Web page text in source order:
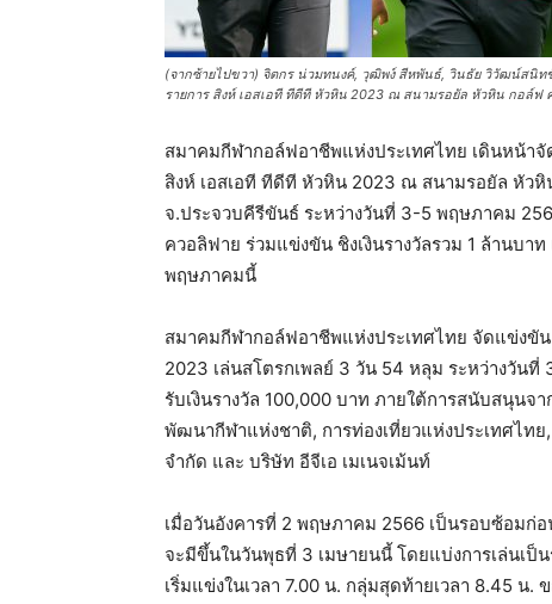
(จากซ้ายไปขวา) จิตกร น่วมทนงค์, วุฒิพง์ สีหพันธ์, วินธัย วิวัฒน์สนิ
รายการ สิงห์ เอสเอที ทีดีที หัวหิน 2023 ณ สนามรอยัล หัวหิน กอล์ฟ
สมาคมกีฬากอล์ฟอาชีพแห่งประเทศไทย เดินหน้า
สิงห์ เอสเอที ทีดีที หัวหิน 2023 ณ สนามรอยัล หัว
จ.ประจวบคีรีขันธ์ ระหว่างวันที่ 3-5 พฤษภาคม
ควอลิฟาย ร่วมแข่งขัน ชิงเงินรางวัลรวม 1 ล้านบา
พฤษภาคมนี้
สมาคมกีฬากอล์ฟอาชีพแห่งประเทศไทย จัดแข่งขั
2023 เล่นสโตรกเพลย์ 3 วัน 54 หลุม ระหว่างวัน
รับเงินรางวัล 100,000 บาท ภายใต้การสนับสนุนจ
พัฒนากีฬาแห่งชาติ, การท่องเที่ยวแห่งประเทศไท
จำกัด และ บริษัท อีจีเอ เมเนจเม้นท์
เมื่อวันอังคารที่ 2 พฤษภาคม 2566 เป็นรอบซ้อมก่
จะมีขึ้นในวันพุธที่ 3 เมษายนนี้ โดยแบ่งการเล่นเป็
เริ่มแข่งในเวลา 7.00 น. กลุ่มสุดท้ายเวลา 8.45 น.